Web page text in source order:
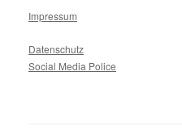
Impressum
Datenschutz
Social Media Police